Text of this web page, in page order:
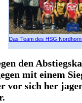
Das Team des HSG
den
mit einem
vor sich her